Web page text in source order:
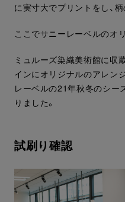
に実寸大でプリントをし、
ここでサニーレーベルのオ
ミュルーズ染織美術館に収
インにオリジナルのアレン
レーベルの21年秋冬のシー
りました。
試刷り確認